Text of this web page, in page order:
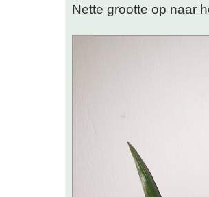
Nette grootte op naar